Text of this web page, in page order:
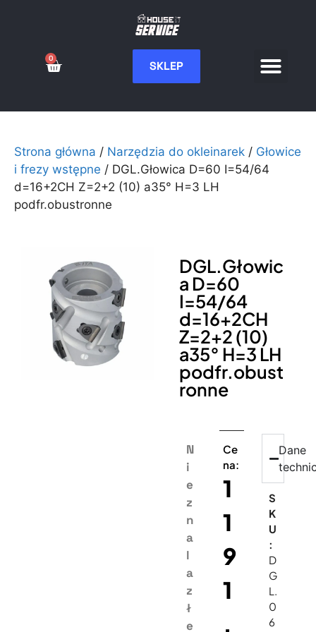
SKLEP
0
Strona główna / Narzędzia do okleinarek / Głowice
i frezy wstępne / DGL.Głowica D=60 I=54/64
d=16+2CH Z=2+2 (10) a35° H=3 LH
podfr.obustronne
DGL.Głowic
a D=60
I=54/64
d=16+2CH
Z=2+2 (10)
a35° H=3 LH
podfr.obust
ronne
N
i
e
z
n
a
l
a
z
ł
e
Ce
na:
1
1
9
1
,
Dane
S
K
U
:
D
G
L.
0
6